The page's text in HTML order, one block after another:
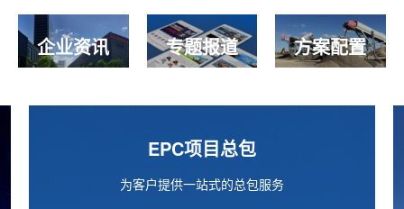
企业资讯 专题报道 方案配置
精品案例
精选170多个国家千万客户中的